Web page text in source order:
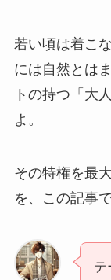
若い頃は着こ
には自然とは
トの持つ「大
よ。
その特権を最
を、この記事
テ